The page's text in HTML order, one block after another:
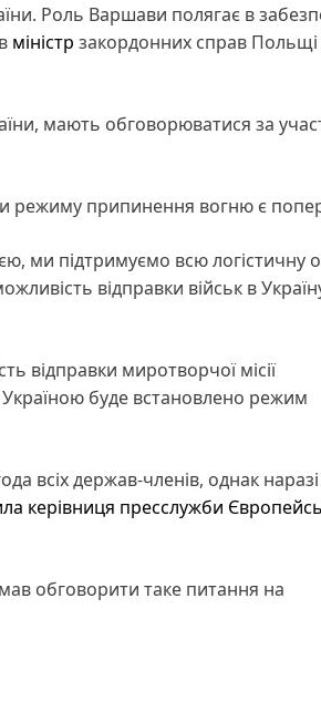
Роль Варшави полягає в
міністр закордонних справ Польщі
мають обговорюватися за
режиму припинення вогню є
ми підтримуємо всю логістичну
відправки військ в
відправки миротворчої місії
буде встановлено режим
всіх держав-членів, однак
керівниця пресслужби
мав обговорити таке питання на